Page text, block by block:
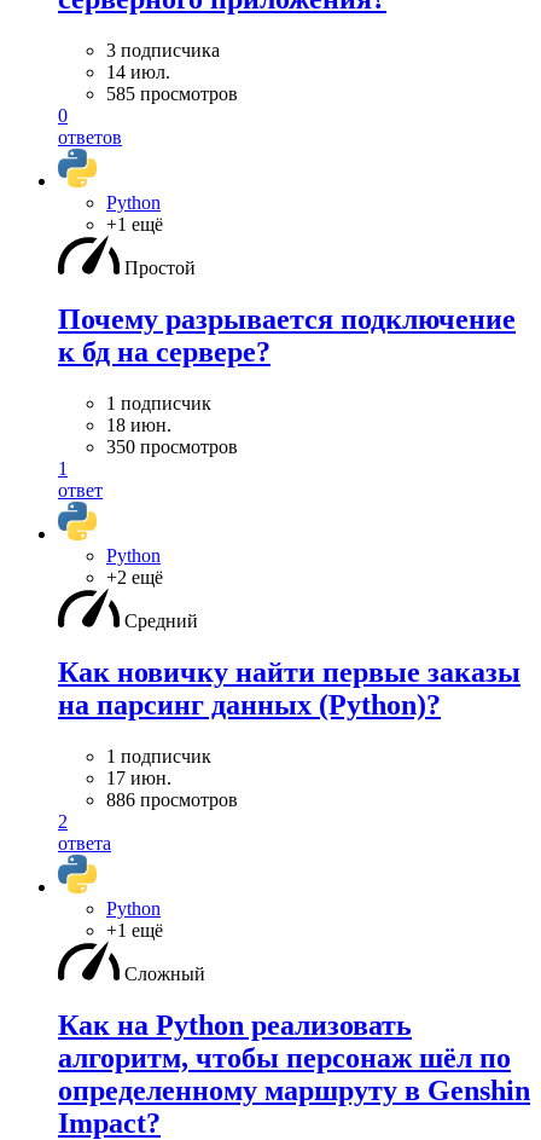
3 подписчика
14 июл.
585 просмотров
0
ответов
Python
+1 ещё
Простой
Почему разрывается подключение
к бд на сервере?
1 подписчик
18 июн.
350 просмотров
1
ответ
Python
+2 ещё
Средний
Как новичку найти первые заказы
на парсинг данных (Python)?
1 подписчик
17 июн.
886 просмотров
2
ответа
Python
+1 ещё
Сложный
Как на Python реализовать
алгоритм, чтобы персонаж шёл по
определенному маршруту в Genshin
Impact?